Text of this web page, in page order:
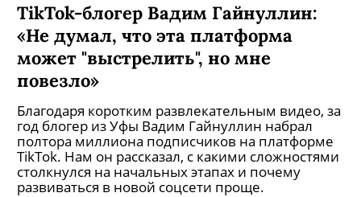
TikTok-блогер Вадим Гайнуллин:
«Не думал, что эта платформа
может "выстрелить", но мне
повезло»
Благодаря коротким развлекательным видео, за
год блогер из Уфы Вадим Гайнуллин набрал
полтора миллиона подписчиков на платформе
TikTok. Нам он рассказал, с какими сложностями
столкнулся на начальных этапах и почему
развиваться в новой соцсети проще.